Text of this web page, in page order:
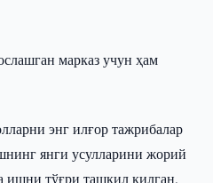
марказ учун ҳам
энг илғор тажрибалар
янги усулларини жорий
ишни тўғри ташкил қилган,